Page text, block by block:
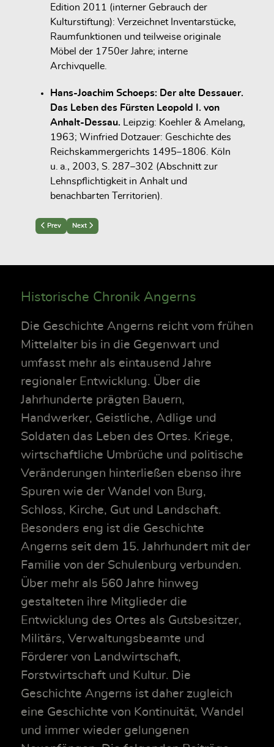
Edition 2011 (interner Gebrauch der
Kulturstiftung): Verzeichnet Inventarstücke,
Raumfunktionen und teilweise originale
Möbel der 1750er Jahre; interne
Archivquelle.
Hans-Joachim Schoeps: Der alte Dessauer.
Das Leben des Fürsten Leopold I. von
Anhalt-Dessau. Leipzig: Koehler & Amelang,
1963; Winfried Dotzauer: Geschichte des
Reichskammergerichts 1495–1806. Köln
u. a., 2003, S. 287–302 (Abschnitt zur
Lehnspflichtigkeit in Anhalt und
benachbarten Territorien).
Previous article: Der Wandel der Räume zwischen 1752 und 1845
Prev Next article: Die Ausstattung im Spiegel des Inventars von 1752
Next
Historische Chronik Angerns
Die Geschichte Angerns reicht vom frühen
Mittelalter bis in die Gegenwart und
umfasst mehr als eintausend Jahre
regionaler Entwicklung. Über die
Jahrhunderte prägten Bauern,
Handwerker, Geistliche, Adlige und
Soldaten das Leben des Ortes. Kriege,
wirtschaftliche Umbrüche und politische
Veränderungen hinterließen ebenso ihre
Spuren wie der Wandel von Burg,
Schloss, Kirche, Gut und Landschaft.
Besonders eng ist die Geschichte
Angerns seit dem 15. Jahrhundert mit der
Familie von der Schulenburg verbunden.
Über mehr als 560 Jahre hinweg
gestalteten ihre Mitglieder die
Entwicklung des Ortes als Gutsbesitzer,
Militärs, Verwaltungsbeamte und
Förderer von Landwirtschaft,
Forstwirtschaft und Kultur. Die
Geschichte Angerns ist daher zugleich
eine Geschichte von Kontinuität, Wandel
und immer wieder gelungenen